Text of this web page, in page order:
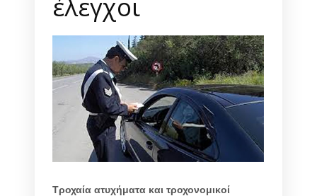
Τροχαία ατυχήματα και τροχονομικοί